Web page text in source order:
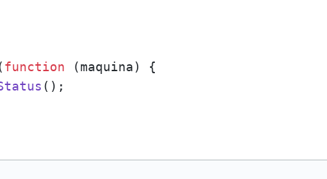
function (maquina) {
();